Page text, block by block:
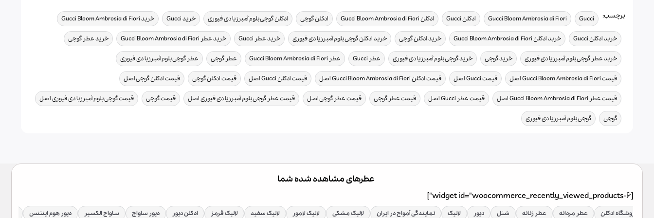
برچسب: Gucci
,
Gucci Bloom Ambrosia di Fiori
, ادکلن Gucci , ادکلن Gucci Bloom Ambrosia di Fiori , ادکلن گوچی , ادکلن گوچی بلوم آمبرزیا دی فیوری , خرید Gucci , خرید Gucci Bloom Ambrosia di Fiori ,
خرید ادکلن Gucci , خرید ادکلن Gucci Bloom Ambrosia di Fiori , خرید ادکلن گوچی , خرید ادکلن گوچی بلوم آمبرزیا دی فیوری , خرید عطر Gucci , خرید عطر Gucci Bloom Ambrosia di Fiori , خرید عطر گوچی ,
خرید عطر گوچی بلوم آمبرزیا دی فیوری , خرید گوچی , خرید گوچی بلوم آمبرزیا دی فیوری , عطر Gucci , عطر Gucci Bloom Ambrosia di Fiori , عطر گوچی , عطر گوچی بلوم آمبرزیا دی فیوری ,
قیمت Gucci Bloom Ambrosia di Fiori اصل , قیمت Gucci اصل , قیمت ادکلن Gucci Bloom Ambrosia di Fiori اصل , قیمت ادکلن Gucci اصل , قیمت ادکلن گوچی , قیمت ادکلن گوچی اصل ,
قیمت عطر Gucci Bloom Ambrosia di Fiori اصل , قیمت عطر Gucci اصل , قیمت عطر گوچی , قیمت عطر گوچی اصل , قیمت عطر گوچی بلوم آمبرزیا دی فیوری اصل , قیمت گوچی , قیمت گوچی بلوم آمبرزیا دی فیوری اصل ,
گوچی , گوچی بلوم آمبرزیا دی فیوری
عطرهای مشاهده شده شما
[widget id="woocommerce_recently_viewed_products-6"]
فروشگاه ادکلن عطر مردانه عطر زنانه شنل دیور لالیک نمایندگی آمواج در ایران لالیک مشکی لالیک لامور لالیک سفید لالیک قرمز ادکلن دیور دیور ساواج ساواج الکسیر دیور هوم اینتنس